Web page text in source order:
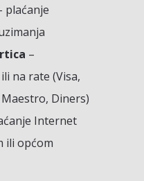
plaćanje
–
na rate (Visa,
Diners)
Internet
ili općom